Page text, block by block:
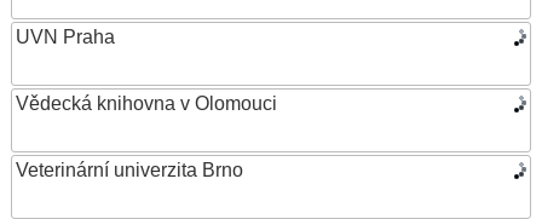
UVN Praha
Vědecká knihovna v Olomouci
Veterinární univerzita Brno